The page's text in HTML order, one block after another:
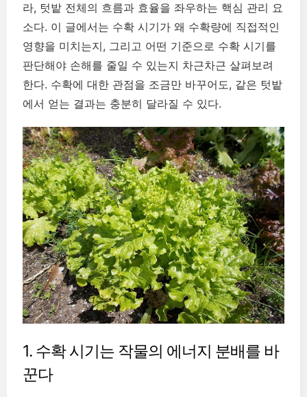
라, 텃밭 전체의 흐름과 효율을 좌우하는 핵심 관리 요
소다. 이 글에서는 수확 시기가 왜 수확량에 직접적인
영향을 미치는지, 그리고 어떤 기준으로 수확 시기를
판단해야 손해를 줄일 수 있는지 차근차근 살펴보려
한다. 수확에 대한 관점을 조금만 바꾸어도, 같은 텃밭
에서 얻는 결과는 충분히 달라질 수 있다.
1. 수확 시기는 작물의 에너지 분배를 바
꾼다